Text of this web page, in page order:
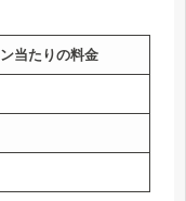
当たりの料金